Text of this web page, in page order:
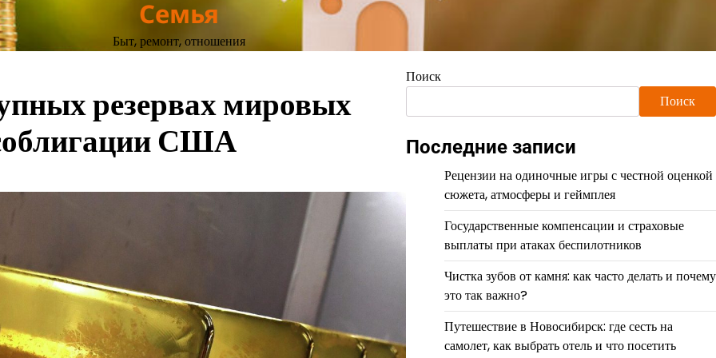
Семья
Быт, ремонт, отношения
резервах мировых
США
Поиск
Поиск
Последние записи
Рецензии на одиночные игры с честной оценкой
сюжета, атмосферы и геймплея
Государственные компенсации и страховые
выплаты при атаках беспилотников
Чистка зубов от камня: как часто делать и почему
это так важно?
Путешествие в Новосибирск: где сесть на
самолет, как выбрать отель и что посетить